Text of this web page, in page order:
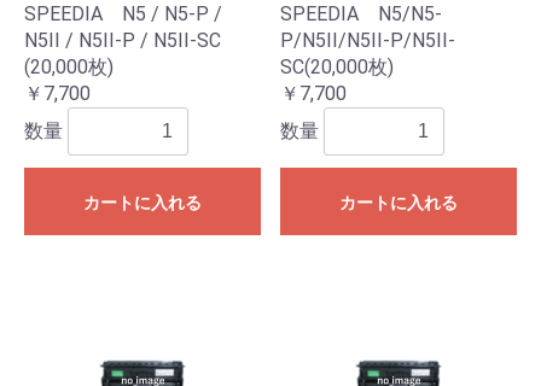
SPEEDIA N5 / N5-P /
N5II / N5II-P / N5II-SC
(20,000枚)
￥7,700
数量
カートに入れる
SPEEDIA N5/N5-
P/N5II/N5II-P/N5II-
SC(20,000枚)
￥7,700
数量
カートに入れる